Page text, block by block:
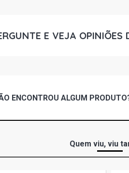
E VEJA OPINIÕES
ENCONTROU ALGUM
Quem viu, viu